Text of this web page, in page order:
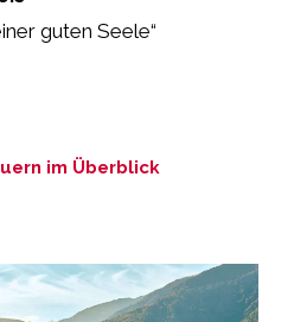
guten Seele“
im Überblick